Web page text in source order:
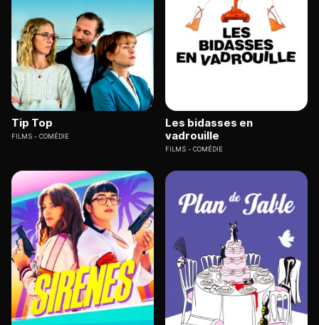
Tip Top
FILMS COMÉDIE
Les bidasses en
vadrouille
FILMS COMÉDIE